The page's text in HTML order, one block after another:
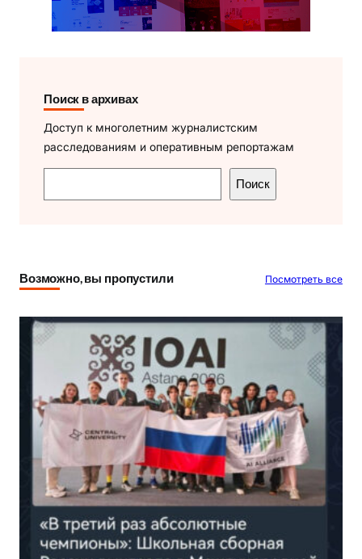
Поиск в архивах
Доступ к многолетним журналистским
расследованиям и оперативным репортажам
о
Поиск
Возможно, вы пропустили Посмотреть все